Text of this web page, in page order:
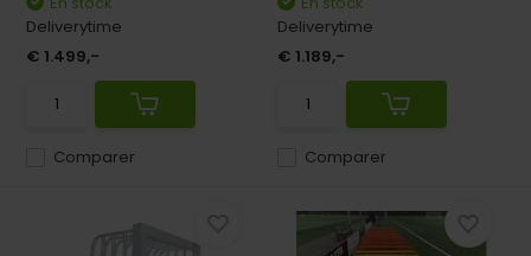
Comparer
Deliverytime
€ 1.499,-
Comparer
Deliverytime
€ 1.189,-